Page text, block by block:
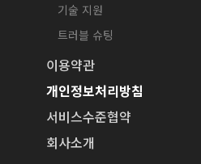
기술 지원
트러블 슈팅
이용약관
개인정보처리방침
서비스수준협약
회사소개